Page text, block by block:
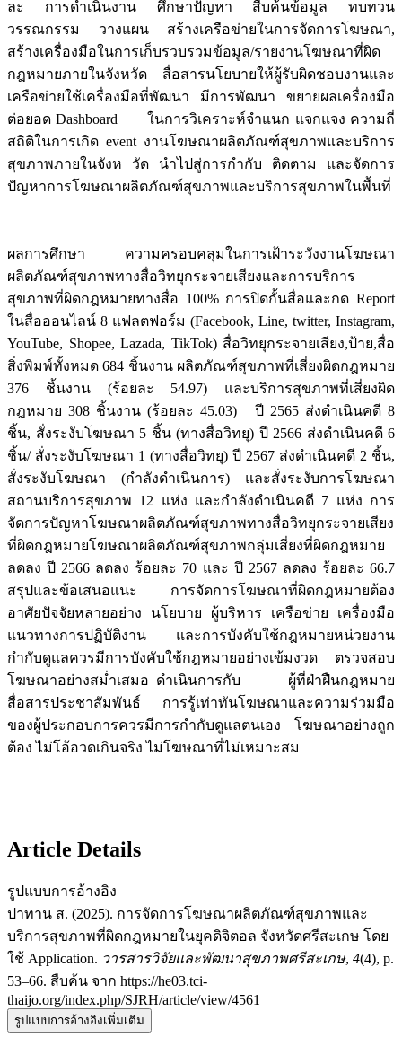
ละ การดำเนินงาน ศึกษาปัญหา สืบค้นข้อมูล ทบทวน
วรรณกรรม วางแผน สร้างเครือข่ายในการจัดการโฆษณา,
สร้างเครื่องมือในการเก็บรวบรวมข้อมูล/รายงานโฆษณาที่ผิด
กฎหมายภายในจังหวัด สื่อสารนโยบายให้ผู้รับผิดชอบงานและ
เครือข่ายใช้เครื่องมือที่พัฒนา มีการพัฒนา ขยายผลเครื่องมือ
ต่อยอด Dashboard ในการวิเคราะห์จำแนก แจกแจง ความถี่
สถิติในการเกิด event งานโฆษณาผลิตภัณฑ์สุขภาพและบริการ
สุขภาพภายในจังห วัด นำไปสู่การกำกับ ติดตาม และจัดการ
ปัญหาการโฆษณาผลิตภัณฑ์สุขภาพและบริการสุขภาพในพื้นที่
ผลการศึกษา ความครอบคลุมในการเฝ้าระวังงานโฆษณา
ผลิตภัณฑ์สุขภาพทางสื่อวิทยุกระจายเสียงและการบริการ
สุขภาพที่ผิดกฎหมายทางสื่อ 100% การปิดกั้นสื่อและกด Report
ในสื่อออนไลน์ 8 แฟลตฟอร์ม (Facebook, Line, twitter, Instagram,
YouTube, Shopee, Lazada, TikTok) สื่อวิทยุกระจายเสียง,ป้าย,สื่อ
สิ่งพิมพ์ทั้งหมด 684 ชิ้นงาน ผลิตภัณฑ์สุขภาพที่เสี่ยงผิดกฎหมาย
376 ชิ้นงาน (ร้อยละ 54.97) และบริการสุขภาพที่เสี่ยงผิด
กฎหมาย 308 ชิ้นงาน (ร้อยละ 45.03) ปี 2565 ส่งดำเนินคดี 8
ชิ้น, สั่งระงับโฆษณา 5 ชิ้น (ทางสื่อวิทยุ) ปี 2566 ส่งดำเนินคดี 6
ชิ้น/ สั่งระงับโฆษณา 1 (ทางสื่อวิทยุ) ปี 2567 ส่งดำเนินคดี 2 ชิ้น,
สั่งระงับโฆษณา (กำลังดำเนินการ) และสั่งระงับการโฆษณา
สถานบริการสุขภาพ 12 แห่ง และกำลังดำเนินคดี 7 แห่ง การ
จัดการปัญหาโฆษณาผลิตภัณฑ์สุขภาพทางสื่อวิทยุกระจายเสียง
ที่ผิดกฎหมายโฆษณาผลิตภัณฑ์สุขภาพกลุ่มเสี่ยงที่ผิดกฎหมาย
ลดลง ปี 2566 ลดลง ร้อยละ 70 และ ปี 2567 ลดลง ร้อยละ 66.7
สรุปและข้อเสนอแนะ การจัดการโฆษณาที่ผิดกฎหมายต้อง
อาศัยปัจจัยหลายอย่าง นโยบาย ผู้บริหาร เครือข่าย เครื่องมือ
แนวทางการปฏิบัติงาน และการบังคับใช้กฎหมายหน่วยงาน
กำกับดูแลควรมีการบังคับใช้กฎหมายอย่างเข้มงวด ตรวจสอบ
โฆษณาอย่างสม่ำเสมอ ดำเนินการกับ ผู้ที่ฝ่าฝืนกฎหมาย
สื่อสารประชาสัมพันธ์ การรู้เท่าทันโฆษณาและความร่วมมือ
ของผู้ประกอบการควรมีการกำกับดูแลตนเอง โฆษณาอย่างถูก
ต้อง ไม่โอ้อวดเกินจริง ไม่โฆษณาที่ไม่เหมาะสม
Article Details
รูปแบบการอ้างอิง
ปาทาน ส. (2025). การจัดการโฆษณาผลิตภัณฑ์สุขภาพและ
บริการสุขภาพที่ผิดกฎหมายในยุคดิจิตอล จังหวัดศรีสะเกษ โดย
ใช้ Application. วารสารวิจัยและพัฒนาสุขภาพศรีสะเกษ, 4(4), p.
53–66. สืบค้น จาก https://he03.tci-
thaijo.org/index.php/SJRH/article/view/4561
รูปแบบการอ้างอิงเพิ่มเติม